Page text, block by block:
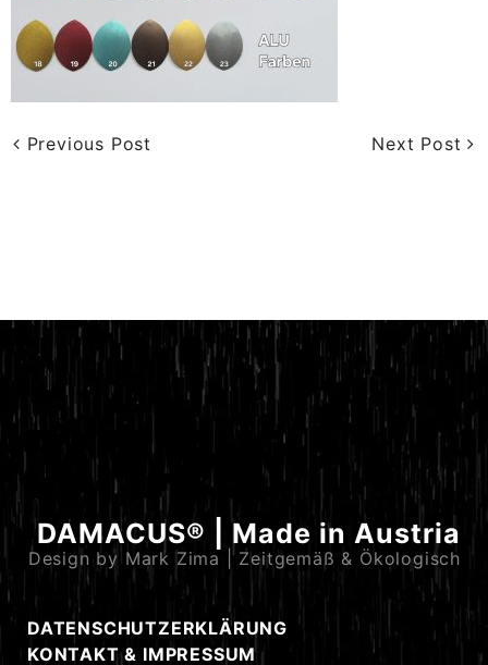
Previous Post Next Post
DAMACUS® | Made in Austria
Design by Mark Zima | Zeitgemäß & Ökologisch
DATENSCHUTZERKLÄRUNG
KONTAKT & IMPRESSUM